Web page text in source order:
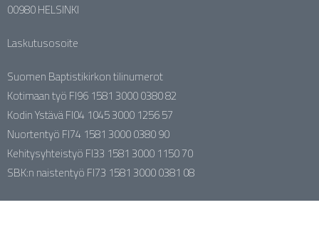
00980 HELSINKI
Laskutusosoite
Suomen Baptistikirkon tilinumerot
Kotimaan työ FI96 1581 3000 0380 82
Kodin Ystävä FI04 1045 3000 1256 57
Nuortentyö FI74 1581 3000 0380 90
Kehitysyhteistyö FI33 1581 3000 1150 70
SBK:n naistentyö FI73 1581 3000 0381 08